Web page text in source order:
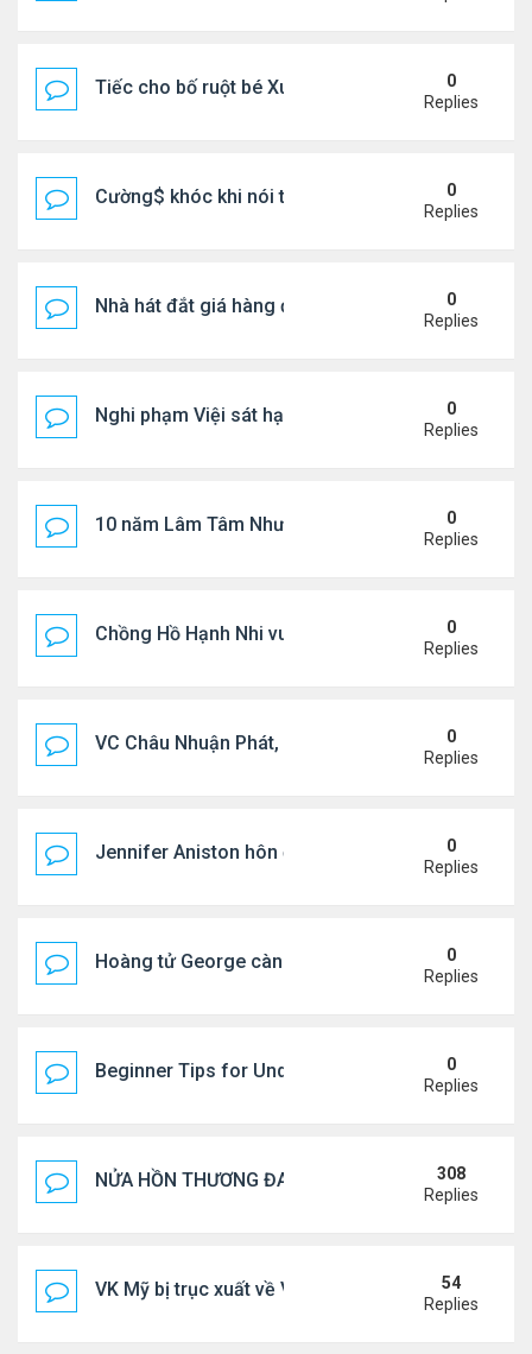
Tiếc cho bố ruột bé Xuân Mai ở Mỹ
0
Replies
Cường$ khóc khi nói thật về hôn nhân
0
Replies
Nhà hát đắt giá hàng đầu tg ở VN
0
Replies
Nghi phạm Việi sát hại cụ bà 91 tuổi, phi tang xác
0
Replies
10 năm Lâm Tâm Như - Hoắc Kiến Hoa
0
Replies
Chồng Hồ Hạnh Nhi vui vẻ ôm người cũ của vợ
0
Replies
VC Châu Nhuận Phát, Lưu Gia Linh viếng vợ cũ ..
0
Replies
Jennifer Aniston hôn đắm đuối bạn trai trên du
0
Replies
Hoàng tử George càng lớn càng điển trai0
Replies
Beginner Tips for Understanding Diablo 4 Items
0
Replies
NỬA HỒN THƯƠNG ĐAU..
308
Replies
VK Mỹ bị trục xuất về VN sống ra sao
54
Replies